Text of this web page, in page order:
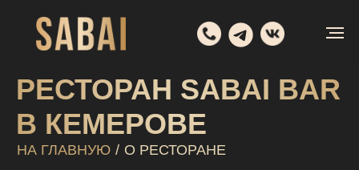
РЕСТОРАН SABAI BAR
В КЕМЕРОВЕ
НА ГЛАВНУЮ / О РЕСТОРАНЕ